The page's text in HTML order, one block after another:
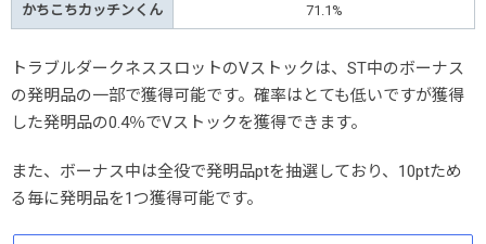
かちこちカッチンくん 71.1%
トラブルダークネススロットのVストックは、ST中のボーナス
の発明品の一部で獲得可能です。確率はとても低いですが獲得
した発明品の0.4％でVストックを獲得できます。
また、ボーナス中は全役で発明品ptを抽選しており、10ptため
る毎に発明品を1つ獲得可能です。